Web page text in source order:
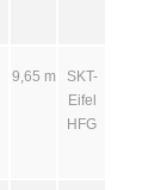
9,65 m
SKT-
Eifel
HFG